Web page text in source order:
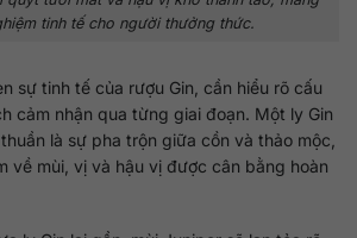
tinh tế cho người thưởng thức.
sự tinh tế của rượu Gin, cần hiểu rõ cấu
cảm nhận qua từng giai đoạn. Một ly Gin
là sự pha trộn giữa cồn và thảo mộc,
về mùi, vị và hậu vị được cân bằng hoàn